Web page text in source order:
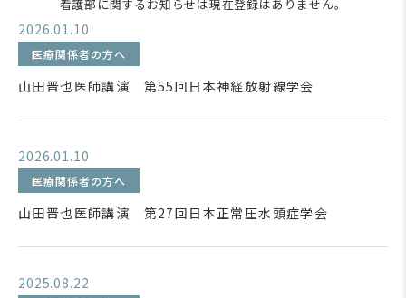
看護部に関するお知らせは現在登録はありません。
2026.01.10
医療関係者の方へ
山田晋也医師講演 第55回日本神経放射線学会
2026.01.10
医療関係者の方へ
山田晋也医師講演 第27回日本正常圧水頭症学会
2025.08.22